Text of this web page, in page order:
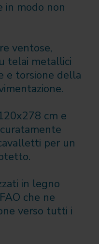
in modo non
ventose,
telai metallici
e torsione della
cm e
per un
in legno
che ne
verso tutti i